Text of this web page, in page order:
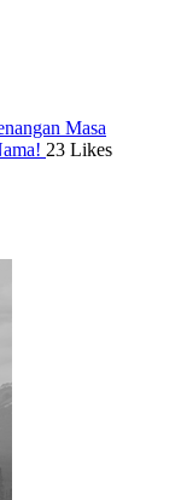
Masa
23 Likes